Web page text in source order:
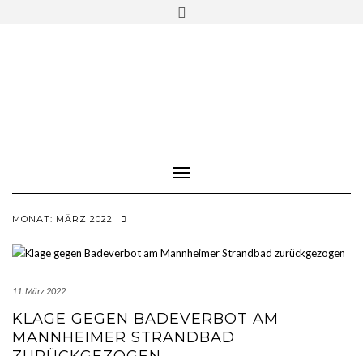
Toggle Navigation
MONAT: MÄRZ 2022
11. März 2022
KLAGE GEGEN BADEVERBOT AM
MANNHEIMER STRANDBAD